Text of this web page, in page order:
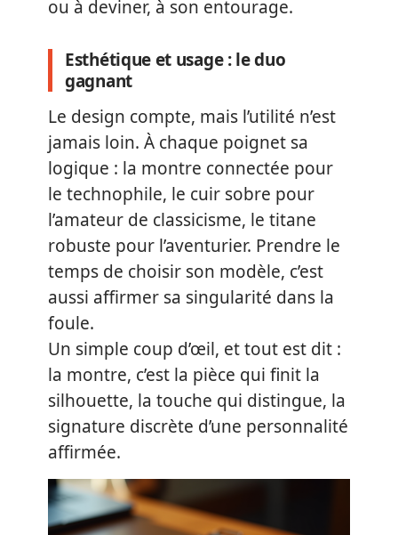
ou à deviner, à son entourage.
Esthétique et usage : le duo
gagnant
Le design compte, mais l’utilité n’est
jamais loin. À chaque poignet sa
logique : la montre connectée pour
le technophile, le cuir sobre pour
l’amateur de classicisme, le titane
robuste pour l’aventurier. Prendre le
temps de choisir son modèle, c’est
aussi affirmer sa singularité dans la
foule.
Un simple coup d’œil, et tout est dit :
la montre, c’est la pièce qui finit la
silhouette, la touche qui distingue, la
signature discrète d’une personnalité
affirmée.